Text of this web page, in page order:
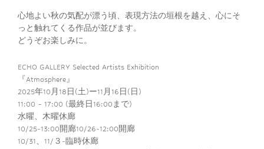
心地よい秋の気配が漂う頃、表現方法の垣根を越え、心にそ
っと触れてくる作品が並びます。
どうぞお楽しみに。
ECHO GALLERY Selected Artists Exhibition
『Atmosphere』
2025年10月18日(土)ー11月16日(日)
11:00 – 17:00 (最終日16:00まで)
水曜、木曜休廊
10/25-13:00開廊10/26-12:00開廊
10/31、11/３-臨時休廊